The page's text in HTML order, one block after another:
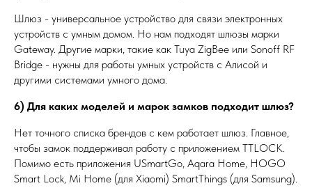
Шлюз - универсальное устройство для связи электронных
устройств с умным домом. Но нам подходят шлюзы марки
Gateway. Другие марки, такие как Tuya ZigBee или Sonoff RF
Bridge - нужны для работы умных устройств с Алисой и
другими системами умного дома.
6) Для каких моделей и марок замков подходит шлюз?
Нет точного списка брендов с кем работает шлюз. Главное,
чтобы замок поддерживал работу с приложением TTLOCK.
Помимо есть приложения USmartGo, Aqara Home, HOGO
Smart Lock, Mi Home (для Xiaomi) SmartThings (для Samsung).